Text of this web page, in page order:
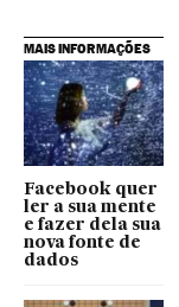
MAIS INFORMAÇÕES
Facebook quer
ler a sua mente
e fazer dela sua
nova fonte de
dados